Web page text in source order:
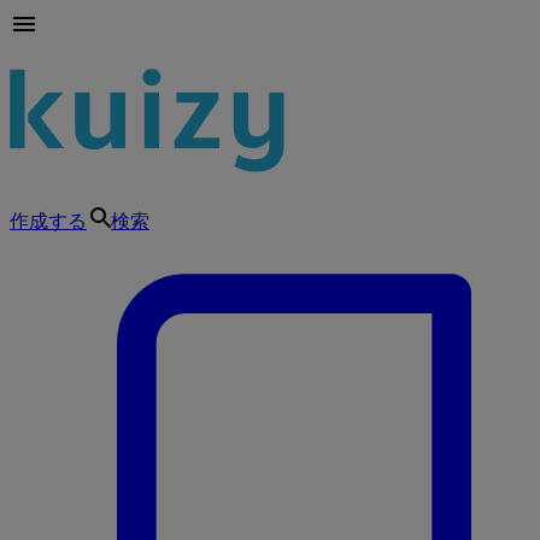
作成する 検索